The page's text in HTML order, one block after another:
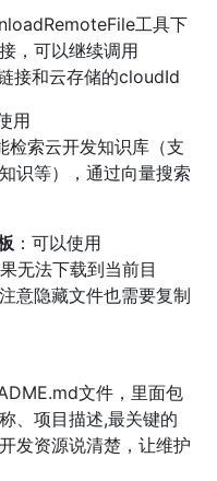
工具下
，可以继续调用
接和云存储的cloudId
用
索云开发知识库（支
识等），通过向量搜索
：可以使用
无法下载到当前目
意隐藏文件也需要复制
文件，里面包
、项目描述,最关键的
发资源说清楚，让维护